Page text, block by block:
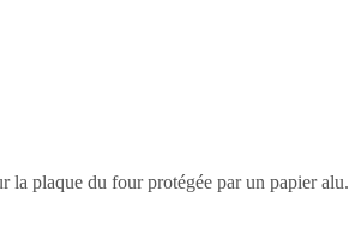
la plaque du four protégée par un papier alu.